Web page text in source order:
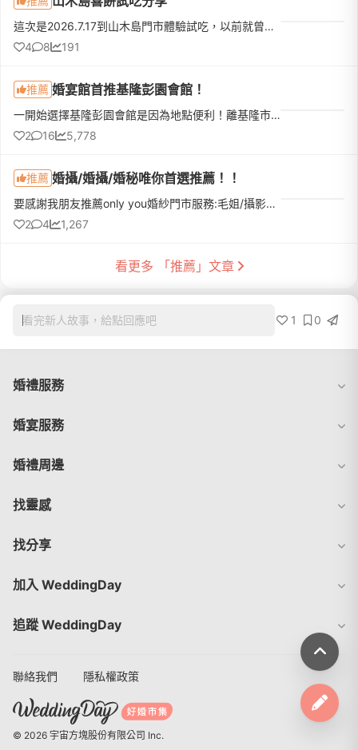
這次是2026.7.17到山木島門市體驗試吃，以前就曾經收過他們家的喜餅，連什麼時候收到、誰送的、好不好吃都忘了，但還是記得這家餅很漂亮（那個花！顏控無誤）所以就排進了試吃名單！先給大家看一下口味：試吃體驗和...
4
8 191
推薦 婚宴館首推基隆彭園會館！
一開始選擇基隆彭園會館是因為地點便利！離基隆市區很近！選擇後也不後悔，裝潢整體真的很氣派、高貴，菜色親友們一直稱讚很好吃！重點是上菜都是熱的，這點也很值得鼓勵！加上基隆靠海，親友來吃喜宴也可以順便欣賞...
2
16 5,778
推薦 婚攝/婚攝/婚秘唯你首選推薦！！
要感謝我朋友推薦only you婚紗門市服務:毛姐/攝影師:Toro/造型師:莊寧一開始決定婚期後就像無頭蒼蠅一樣到處詢問價錢、檔期、挑婚紗，後來朋友推薦唯你婚紗，決定到門市去諮詢，接待人員是毛姐，人非常親切，知道大...
2
4 1,267
看更多 「推薦」文章
看完新人故事，給點回應吧 1 0
婚禮服務
婚宴服務
婚禮周邊
找靈感
找分享
加入 WeddingDay
追蹤 WeddingDay
聯絡我們 隱私權政策
© 2026 宇宙方塊股份有限公司 Inc.